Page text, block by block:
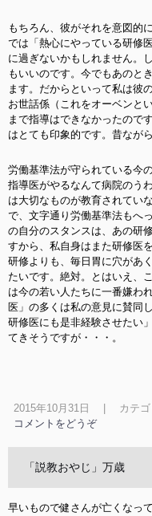
もちろん、彼がそれを意図的
では「熱心にやっている研修
に過ぎないかもしれません。
もいいのです。今でもあのと
ます。だからといって私は彼
お世話係（これをオーベンと
まで指導はできなかったので
はとても印象的です。昔なが
労働基準法が守られている今
指導医がやるなんて病院のう
は大切なものが教育されてい
で、文字通り労働基準法もへ
の自分のスタンスは、あの研
すから、私自身はまた研修医
研修よりも、毎日胃に穴があ
たいです。絶対。とはいえ、
は今の若い人たちに一番嫌わ
医」の多くは私の意見に賛同
研修医にも是非経験させたい
てきそうですが・・・。
2015年10月31日 カテ
コメントをどうぞ
「説教おやじ」万歳
早いもので健さんが亡くなっ